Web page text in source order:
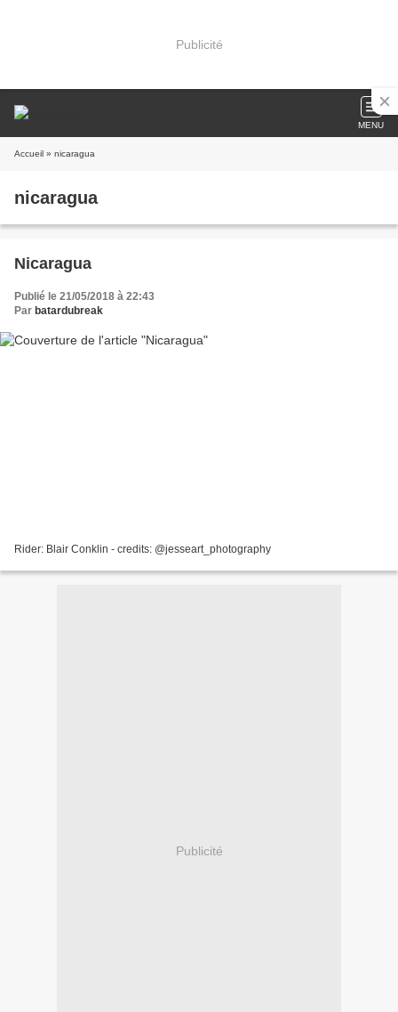
Publicité
MENU
Accueil » nicaragua
nicaragua
Nicaragua
Publié le 21/05/2018 à 22:43
Par batardubreak
Rider: Blair Conklin - credits: @jesseart_photography
Publicité